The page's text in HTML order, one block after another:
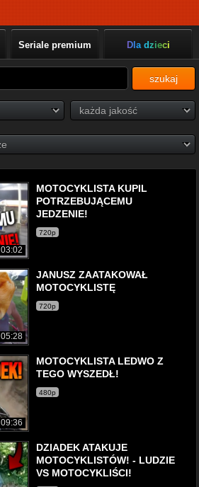
Seriale premium Dla dzieci
szukaj
03:02
MOTOCYKLISTA KUPIL
POTRZEBUJĄCEMU
JEDZENIE!
720p
05:28
JANUSZ ZAATAKOWAŁ
MOTOCYKLISTĘ
720p
09:36
MOTOCYKLISTA LEDWO Z
TEGO WYSZEDŁ!
480p
DZIADEK ATAKUJE
MOTOCYKLISTÓW! - LUDZIE
VS MOTOCYKLIŚCI!